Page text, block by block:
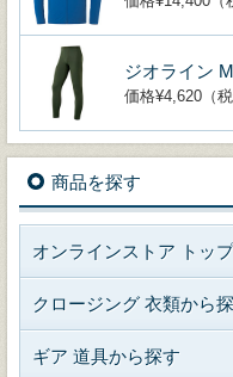
ジオライン
価格¥4,620（税
商品を探す
オンラインストア トップ
クロージング 衣類から
ギア 道具から探す